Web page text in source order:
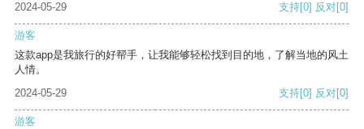
2024-05-29 支持[0] 反对[0]
游客
这款app是我旅行的好帮手，让我能够轻松找到目的地，了解当地的风土
人情。
2024-05-29
支持[0] 反对[0]
游客